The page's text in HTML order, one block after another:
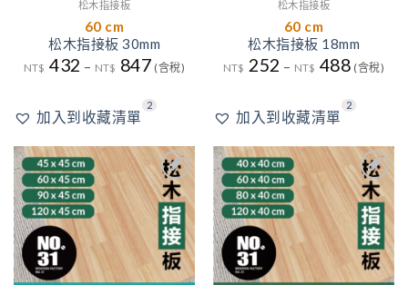
松木指接板
60 cm
松木指接板 30mm
NT$ 432 – NT$ 847 (含稅)
加入到收藏清單
2
松木指接板
60 cm
松木指接板 18mm
NT$ 252 – NT$ 488 (含稅)
加入到收藏清單
2
加入
到收
藏清
單
211
加入
到收
藏清
單
21